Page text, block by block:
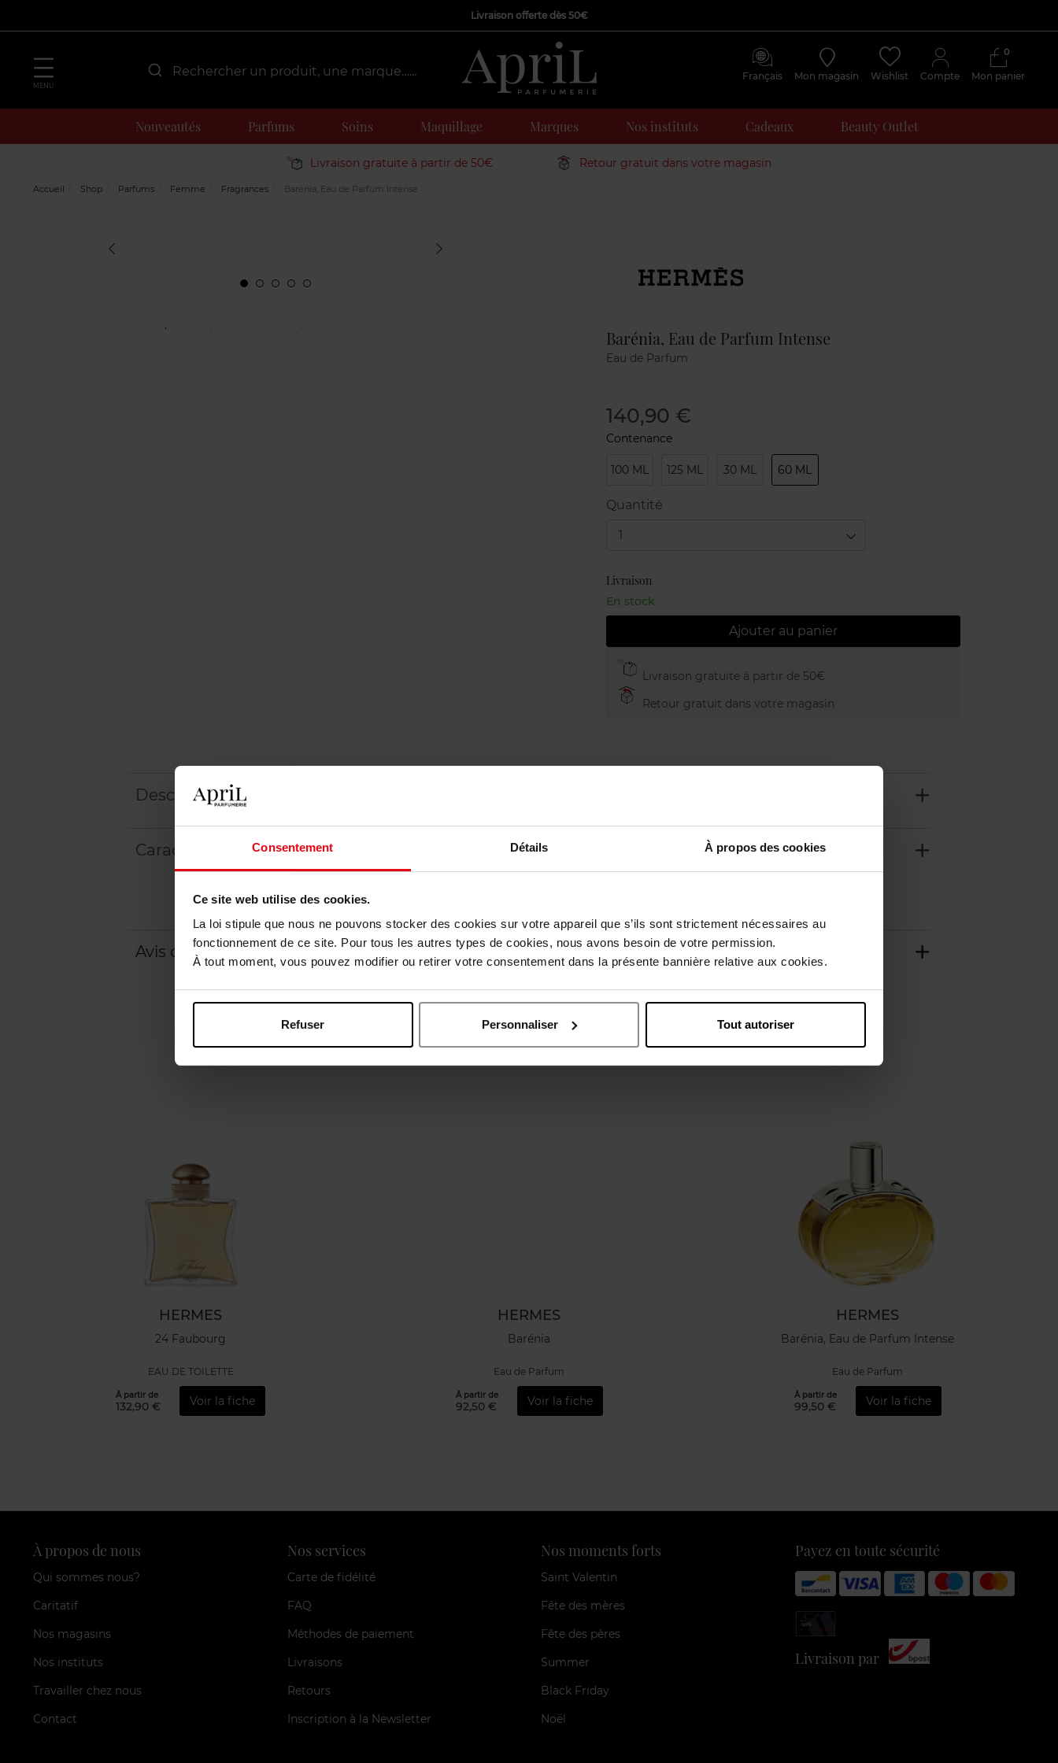
Consentement Détails À propos des cookies
Ce site web utilise des cookies.
La loi stipule que nous ne pouvons stocker des cookies sur votre appareil que s’ils sont strictement nécessaires au
fonctionnement de ce site. Pour tous les autres types de cookies, nous avons besoin de votre permission.
À tout moment, vous pouvez modifier ou retirer votre consentement dans la présente bannière relative aux cookies.
Refuser Personnaliser Tout autoriser
Livraison offerte dès 50€
MENU
Français Mon magasin Wishlist Compte Mon panier
0
Nouveautés Parfums Soins Maquillage Marques Nos instituts Cadeaux Beauty Outlet
Livraison gratuite à partir de 50€ Retour gratuit dans votre magasin
Accueil Shop Parfums Femme Fragrances Barénia, Eau de Parfum Intense
Barénia, Eau de Parfum Intense
Eau de Parfum
140,90 €
Contenance
100 ML 125 ML 30 ML 60 ML
Quantité
1
Livraison
En stock
Ajouter au panier
Livraison gratuite à partir de 50€
Retour gratuit dans votre magasin
Description
Caractéristiques
Avis client
Oublié quelque chose ?
HERMES
24 Faubourg
EAU DE TOILETTE
À partir de
132,90 € Voir la fiche
HERMES
Barénia
Eau de Parfum
À partir de
92,50 € Voir la fiche
HERMES
Barénia, Eau de Parfum Intense
Eau de Parfum
À partir de
99,50 € Voir la fiche
À propos de nous
Qui sommes nous?
Caritatif
Nos magasins
Nos instituts
Travailler chez nous
Contact
Nos services
Carte de fidélité
FAQ
Méthodes de paiement
Livraisons
Retours
Inscription à la Newsletter
Nos moments forts
Saint Valentin
Fête des mères
Fête des pères
Summer
Black Friday
Noël
Payez en toute sécurité
Livraison par